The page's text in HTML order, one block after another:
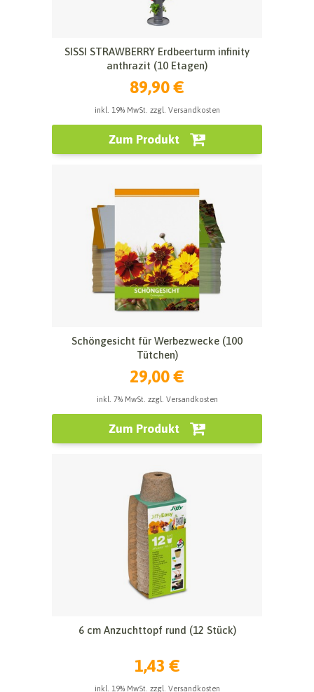
SISSI STRAWBERRY Erdbeerturm infinity
anthrazit (10 Etagen)
89,90 €
inkl. 19% MwSt. zzgl. Versandkosten
Zum Produkt
Schöngesicht für Werbezwecke (100
Tütchen)
29,00 €
inkl. 7% MwSt. zzgl. Versandkosten
Zum Produkt
6 cm Anzuchttopf rund (12 Stück)
1,43 €
inkl. 19% MwSt. zzgl. Versandkosten